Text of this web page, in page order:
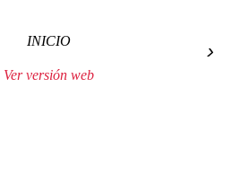
›
INICIO
Ver versión web